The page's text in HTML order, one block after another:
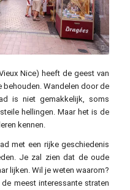
/ flickr.com / CC BY 2.0
Nice) heeft de geest van
behouden. Wandelen door de
is niet gemakkelijk, soms
hellingen. Maar het is de
kennen.
met een rijke geschiedenis
Je zal zien dat de oude
lijken. Wil je weten waarom?
meest interessante straten